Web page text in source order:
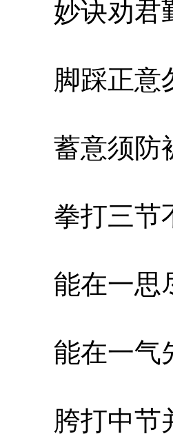
妙诀劝君勤
脚踩正意勿
蓄意须防被
拳打三节不
能在一思
能在一气
胯打中节并